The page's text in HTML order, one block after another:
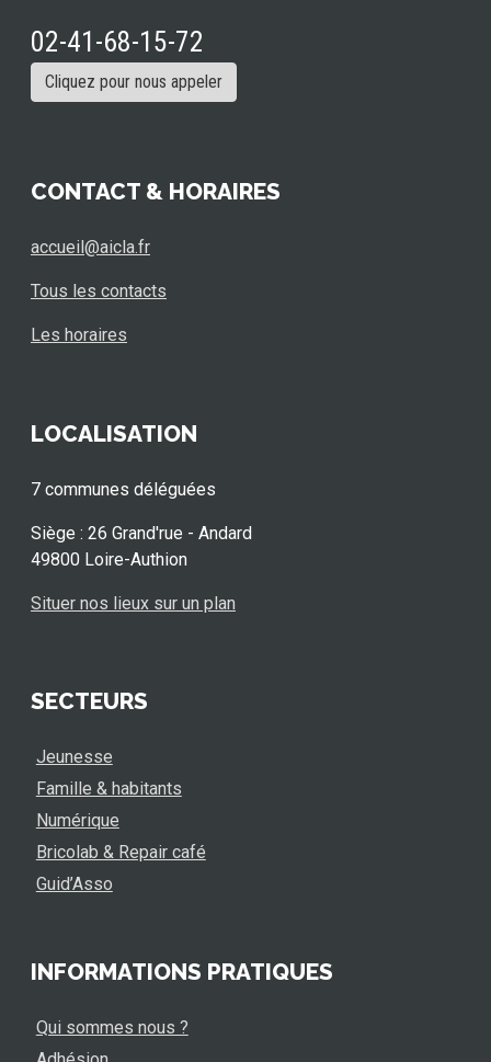
02-41-68-15-72
Cliquez pour nous appeler
CONTACT & HORAIRES
accueil@aicla.fr
Tous les contacts
Les horaires
LOCALISATION
7 communes déléguées
Siège : 26 Grand'rue - Andard
49800 Loire-Authion
Situer nos lieux sur un plan
SECTEURS
Jeunesse
Famille & habitants
Numérique
Bricolab & Repair café
Guid’Asso
INFORMATIONS PRATIQUES
Qui sommes nous ?